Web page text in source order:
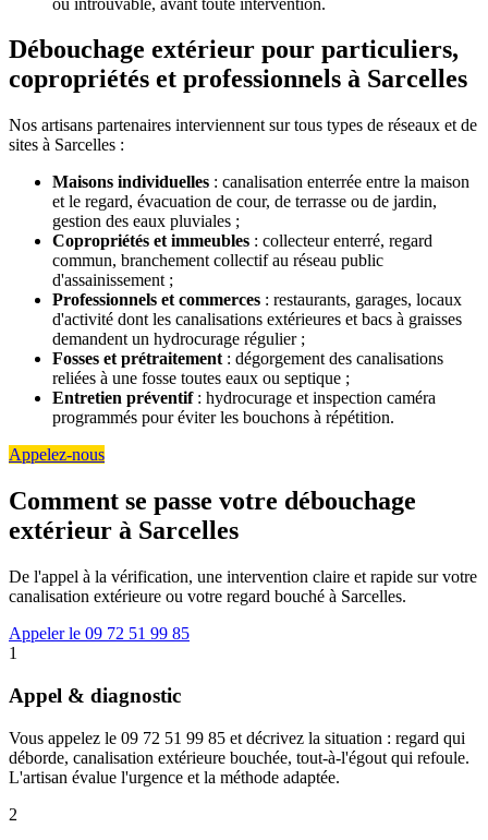
Débouchage extérieur pour particuliers,
copropriétés et professionnels à Sarcelles
Nos artisans partenaires interviennent sur tous types de réseaux et de
sites à Sarcelles :
Maisons individuelles : canalisation enterrée entre la maison
et le regard, évacuation de cour, de terrasse ou de jardin,
gestion des eaux pluviales ;
Copropriétés et immeubles : collecteur enterré, regard
commun, branchement collectif au réseau public
d'assainissement ;
Professionnels et commerces : restaurants, garages, locaux
d'activité dont les canalisations extérieures et bacs à graisses
demandent un hydrocurage régulier ;
Fosses et prétraitement : dégorgement des canalisations
reliées à une fosse toutes eaux ou septique ;
Entretien préventif: hydrocurage et inspection caméra
programmés pour éviter les bouchons à répétition.
Appelez-nous
Comment se passe votre débouchage
extérieur à Sarcelles
De l'appel à la vérification, une intervention claire et rapide sur votre
canalisation extérieure ou votre regard bouché à Sarcelles.
Appeler le 09 72 51 99 85
1
Appel & diagnostic
Vous appelez le 09 72 51 99 85 et décrivez la situation : regard qui
déborde, canalisation extérieure bouchée, tout-à-l'égout qui refoule.
L'artisan évalue l'urgence et la méthode adaptée.
2